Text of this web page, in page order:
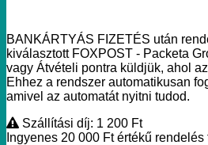
BANKÁRTYÁS FIZETÉS után
kiválasztott FOXPOST - Packeta
vagy Átvételi pontra küldjük, ahol
Ehhez a rendszer automatikusan
amivel az automatát nyitni tudod.
Szállítási díj: 1 200 Ft
Ingyenes 20 000 Ftértékű rendelés